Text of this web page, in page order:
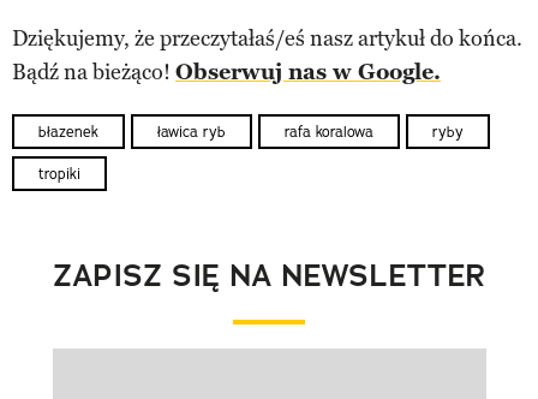
Dziękujemy, że przeczytałaś/eś nasz artykuł do końca.
Bądź na bieżąco! Obserwuj nas w Google.
błazenek ławica ryb rafa koralowa ryby
tropiki
ZAPISZ SIĘ NA NEWSLETTER